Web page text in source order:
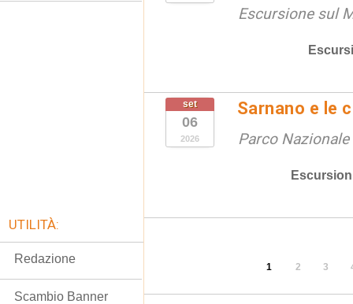
Escursione sul
set
06
2026
Sarnano e le
Parco
1 2 3
UTILITÀ:
Redazione
Scambio Banner